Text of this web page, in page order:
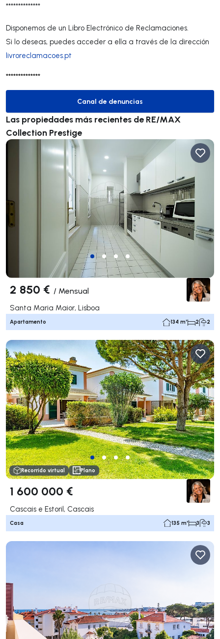
**************
Disponemos de un Libro Electrónico de Reclamaciones.
Si lo deseas, puedes acceder a ella a través de la dirección
livroreclamacoes.pt
**************
Canal de denuncias
Canal de denuncias
Las propiedades más recientes de RE/MAX
Collection Prestige
2 850 € / Mensual
Santa Maria Maior, Lisboa
Apartamento 134 m² 2 2
Recorrido virtual Plano
1 600 000 €
Cascais e Estoril, Cascais
Casa 135 m² 3 3